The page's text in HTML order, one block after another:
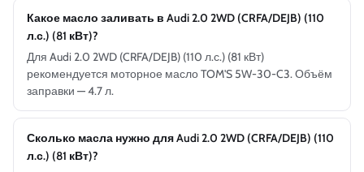
Какое масло заливать в Audi 2.0 2WD (CRFA/DEJB) (110
л.с.) (81 кВт)?
Для Audi 2.0 2WD (CRFA/DEJB) (110 л.с.) (81 кВт)
рекомендуется моторное масло TOM'S 5W-30-C3. Объём
заправки — 4.7 л.
Сколько масла нужно для Audi 2.0 2WD (CRFA/DEJB) (110
л.с.) (81 кВт)?